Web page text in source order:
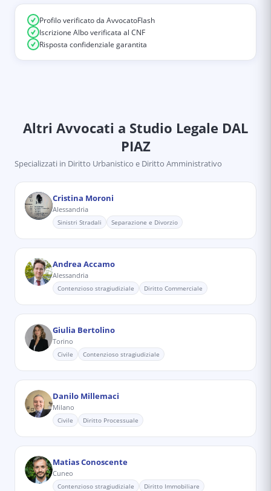
Profilo verificato da AvvocatoFlash
Iscrizione Albo verificata al CNF
Risposta confidenziale garantita
Altri Avvocati a Studio Legale DAL
PIAZ
Specializzati in Diritto Urbanistico e Diritto Amministrativo
Cristina Moroni
Alessandria
Sinistri Stradali Separazione e Divorzio
Andrea Accamo
Alessandria
Contenzioso stragiudiziale Diritto Commerciale
Giulia Bertolino
Torino
Civile Contenzioso stragiudiziale
Danilo Millemaci
Milano
Civile Diritto Processuale
Matias Conoscente
Cuneo
Contenzioso stragiudiziale Diritto Immobiliare